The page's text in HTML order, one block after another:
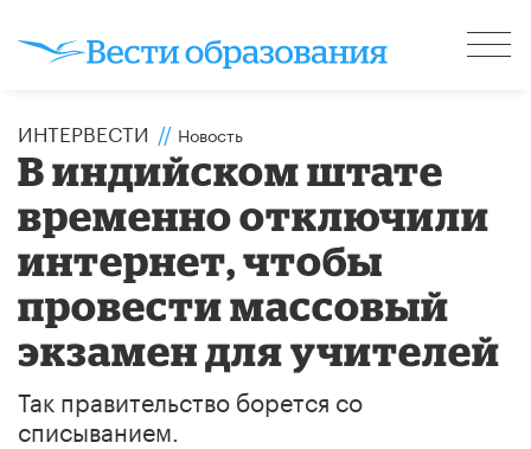
ИНТЕРВЕСТИ // Новость
В индийском штате
временно отключили
интернет, чтобы
провести массовый
экзамен для учителей
Так правительство борется со
списыванием.